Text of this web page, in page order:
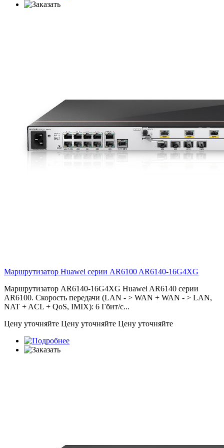
Маршрутизатор Huawei серии AR6100 AR6140-16G4XG
Маршрутизатор AR6140-16G4XG Huawei AR6140 серии
AR6100. Скорость передачи (LAN - > WAN + WAN - > LAN,
NAT + ACL + QoS, IMIX): 6 Гбит/с...
Цену уточняйте Цену уточняйте Цену уточняйте